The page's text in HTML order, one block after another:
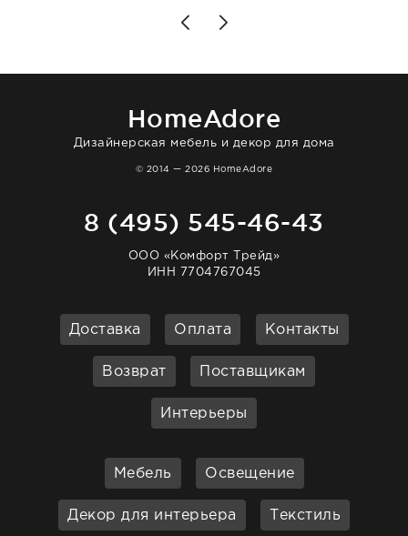
Позже заказывала остальные приборы -
доставили сдэком на следующий день к
отвечает очень быстро. Взаимодействием
HomeAdore
Дизайнерская мебель и декор для дома
© 2014 — 2026 HomeAdore
8 (495) 545-46-43
ООО «Комфорт Трейд»
ИНН 7704767045
Доставка Оплата Контакты
Возврат Поставщикам
Интерьеры
Мебель Освещение
Декор для интерьера Текстиль